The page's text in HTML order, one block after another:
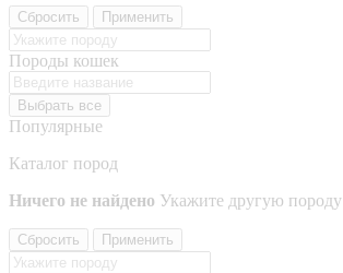
Сбросить Применить
Породы кошек
Выбрать все
Популярные
Каталог пород
Ничего не найдено Укажите другую породу
Сбросить Применить